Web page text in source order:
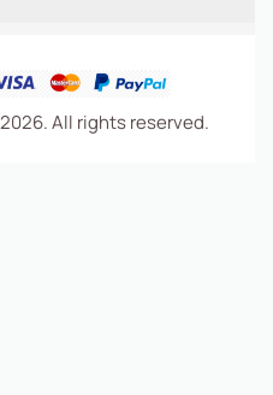
2026. All rights reserved.